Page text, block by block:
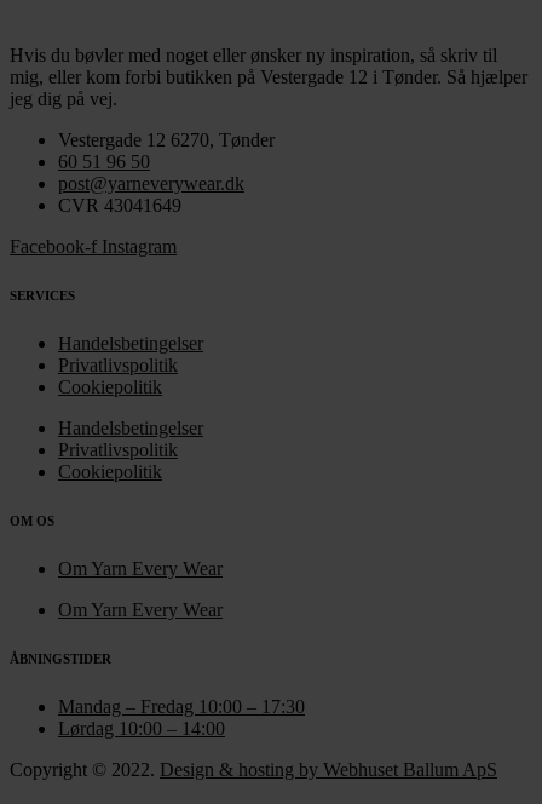
Hvis du bøvler med noget eller ønsker ny inspiration, så skriv til
mig, eller kom forbi butikken på Vestergade 12 i Tønder. Så hjælper
jeg dig på vej.
Vestergade 12 6270, Tønder
60 51 96 50
post@yarneverywear.dk
CVR 43041649
Facebook-f Instagram
SERVICES
Handelsbetingelser
Privatlivspolitik
Cookiepolitik
Handelsbetingelser
Privatlivspolitik
Cookiepolitik
OM OS
Om Yarn Every Wear
Om Yarn Every Wear
ÅBNINGSTIDER
Mandag – Fredag 10:00 – 17:30
Lørdag 10:00 – 14:00
Copyright © 2022. Design & hosting by Webhuset Ballum ApS